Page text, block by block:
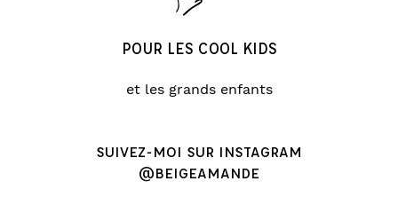
POUR LES COOL KIDS
et les grands enfants
SUIVEZ-MOI SUR INSTAGRAM
@BEIGEAMANDE